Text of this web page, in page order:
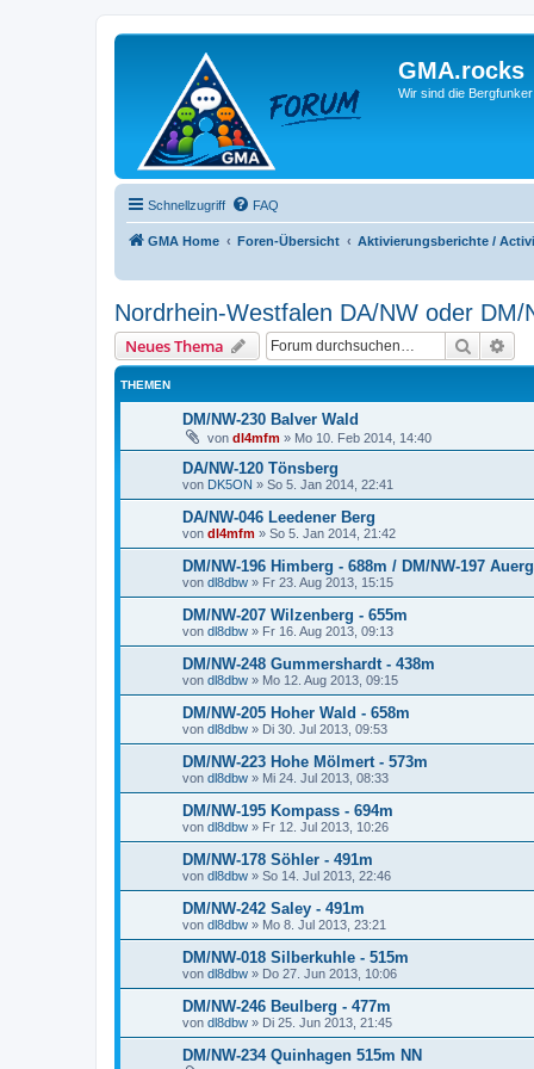
GMA.rocks
Wir sind die Bergfunker
Schnellzugriff FAQ
GMA Home Foren-Übersicht Aktivierungsberichte /
Nordrhein-Westfalen DA/NW oder DM/
Neues Thema Suche
THEMEN
DM/NW-230 Balver Wald
von dl4mfm » Mo 10. Feb 2014, 14:40
DA/NW-120 Tönsberg
von DK5ON » So 5. Jan 2014, 22:41
DA/NW-046 Leedener Berg
von dl4mfm » So 5. Jan 2014, 21:42
DM/NW-196 Himberg - 688m / DM/NW-197
von dl8dbw » Fr 23. Aug 2013, 15:15
DM/NW-207 Wilzenberg - 655m
von dl8dbw » Fr 16. Aug 2013, 09:13
DM/NW-248 Gummershardt - 438m
von dl8dbw » Mo 12. Aug 2013, 09:15
DM/NW-205 Hoher Wald - 658m
von dl8dbw » Di 30. Jul 2013, 09:53
DM/NW-223 Hohe Mölmert - 573m
von dl8dbw » Mi 24. Jul 2013, 08:33
DM/NW-195 Kompass - 694m
von dl8dbw » Fr 12. Jul 2013, 10:26
DM/NW-178 Söhler - 491m
von dl8dbw » So 14. Jul 2013, 22:46
DM/NW-242 Saley - 491m
von dl8dbw » Mo 8. Jul 2013, 23:21
DM/NW-018 Silberkuhle - 515m
von dl8dbw » Do 27. Jun 2013, 10:06
DM/NW-246 Beulberg - 477m
von dl8dbw » Di 25. Jun 2013, 21:45
DM/NW-234 Quinhagen 515m NN